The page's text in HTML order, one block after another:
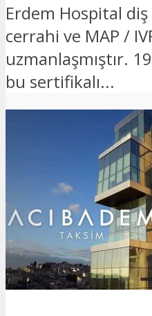
Erdem Hospital diş
cerrahi ve MAP /
uzmanlaşmıştır.
bu sertifikalı...